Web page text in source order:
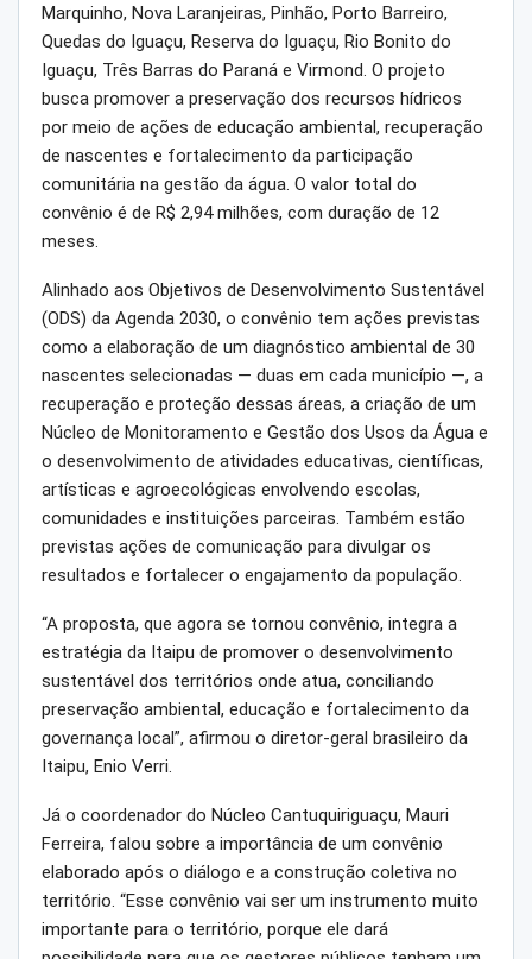
Marquinho, Nova Laranjeiras, Pinhão, Porto Barreiro,
Quedas do Iguaçu, Reserva do Iguaçu, Rio Bonito do
Iguaçu, Três Barras do Paraná e Virmond. O projeto
busca promover a preservação dos recursos hídricos
por meio de ações de educação ambiental, recuperação
de nascentes e fortalecimento da participação
comunitária na gestão da água. O valor total do
convênio é de R$ 2,94 milhões, com duração de 12
meses.
Alinhado aos Objetivos de Desenvolvimento Sustentável
(ODS) da Agenda 2030, o convênio tem ações previstas
como a elaboração de um diagnóstico ambiental de 30
nascentes selecionadas — duas em cada município —, a
recuperação e proteção dessas áreas, a criação de um
Núcleo de Monitoramento e Gestão dos Usos da Água e
o desenvolvimento de atividades educativas, científicas,
artísticas e agroecológicas envolvendo escolas,
comunidades e instituições parceiras. Também estão
previstas ações de comunicação para divulgar os
resultados e fortalecer o engajamento da população.
“A proposta, que agora se tornou convênio, integra a
estratégia da Itaipu de promover o desenvolvimento
sustentável dos territórios onde atua, conciliando
preservação ambiental, educação e fortalecimento da
governança local”, afirmou o diretor-geral brasileiro da
Itaipu, Enio Verri.
Já o coordenador do Núcleo Cantuquiriguaçu, Mauri
Ferreira, falou sobre a importância de um convênio
elaborado após o diálogo e a construção coletiva no
território. “Esse convênio vai ser um instrumento muito
importante para o território, porque ele dará